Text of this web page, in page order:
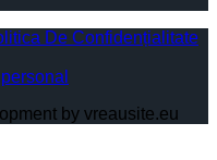
De Confidențialitate
by vreausite.eu